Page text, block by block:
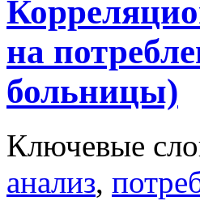
на
больницы)
Ключевые
анализ,